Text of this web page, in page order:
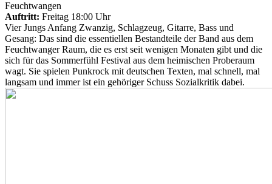
Feuchtwangen
Auftritt: Freitag 18:00 Uhr
Vier Jungs Anfang Zwanzig, Schlagzeug, Gitarre, Bass und
Gesang: Das sind die essentiellen Bestandteile der Band aus dem
Feuchtwanger Raum, die es erst seit wenigen Monaten gibt und die
sich für das Sommerfühl Festival aus dem heimischen Proberaum
wagt. Sie spielen Punkrock mit deutschen Texten, mal schnell, mal
langsam und immer ist ein gehöriger Schuss Sozialkritik dabei.